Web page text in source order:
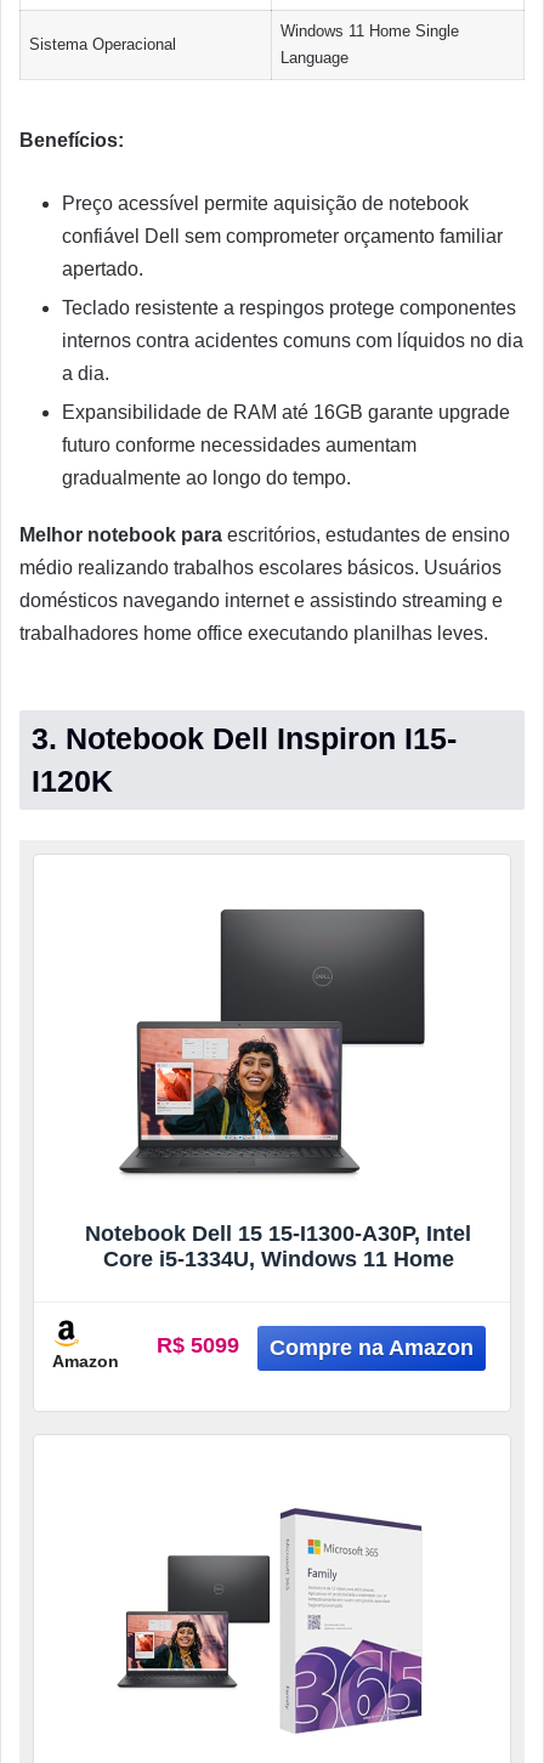
Sistema Operacional
Windows 11 Home Single
Language
Benefícios:
Preço acessível permite aquisição de notebook
confiável Dell sem comprometer orçamento familiar
apertado.
Teclado resistente a respingos protege componentes
internos contra acidentes comuns com líquidos no dia
a dia.
Expansibilidade de RAM até 16GB garante upgrade
futuro conforme necessidades aumentam
gradualmente ao longo do tempo.
Melhor notebook para escritórios, estudantes de ensino
médio realizando trabalhos escolares básicos. Usuários
domésticos navegando internet e assistindo streaming e
trabalhadores home office executando planilhas leves.
3. Notebook Dell Inspiron I15-
I120K
Notebook Dell 15 15-I1300-A30P, Intel
Core i5-1334U, Windows 11 Home
Amazon
R$ 5099